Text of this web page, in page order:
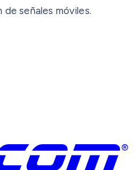
señales móviles.